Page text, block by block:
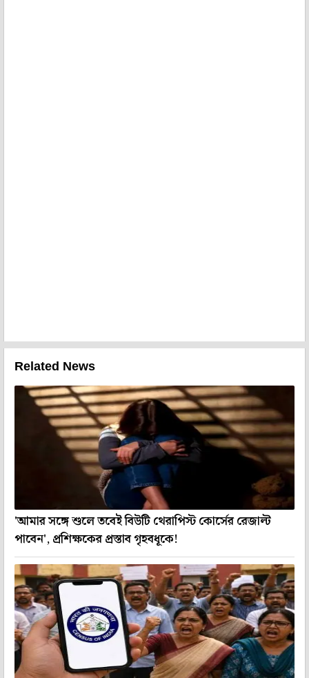
Related News
'আমার সঙ্গে শুলে তবেই বিউটি থেরাপিস্ট কোর্সের রেজাল্ট
পাবেন', প্রশিক্ষকের প্রস্তাব গৃহবধূকে!